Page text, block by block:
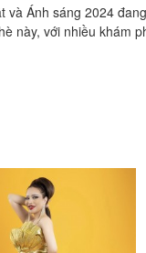
và Ánh sáng 2024
này, với nhiều khám